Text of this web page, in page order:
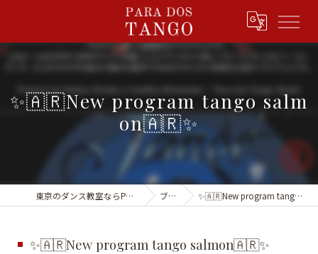
✨🇦🇷New program tango salm
on🇦🇷✨
東京のダンス教室ならPARA DOS TANGO ブログ ✨🇦🇷New program tango salmon🇦🇷✨
✨🇦🇷New program tango salmon🇦🇷✨